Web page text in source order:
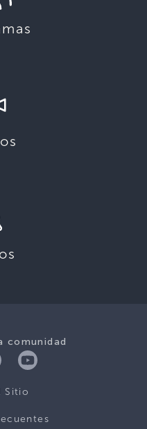
comunidad
Sitio